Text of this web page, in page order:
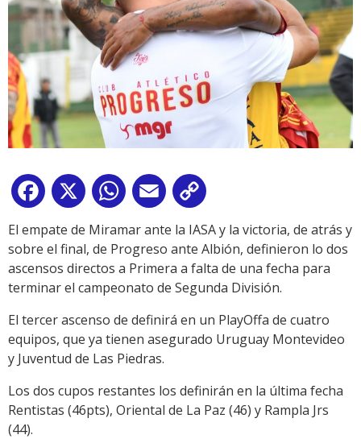
Facebook
X WhatsApp
Email
Link
El empate de Miramar ante la IASA y la victoria, de atrás y
sobre el final, de Progreso ante Albión, definieron lo dos
ascensos directos a Primera a falta de una fecha para
terminar el campeonato de Segunda División.
El tercer ascenso de definirá en un PlayOffa de cuatro
equipos, que ya tienen asegurado Uruguay Montevideo
y Juventud de Las Piedras.
Los dos cupos restantes los definirán en la última fecha
Rentistas (46pts), Oriental de La Paz (46) y Rampla Jrs
(44).